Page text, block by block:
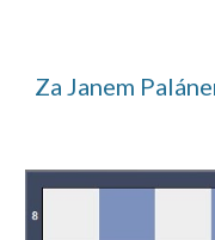
Za Janem